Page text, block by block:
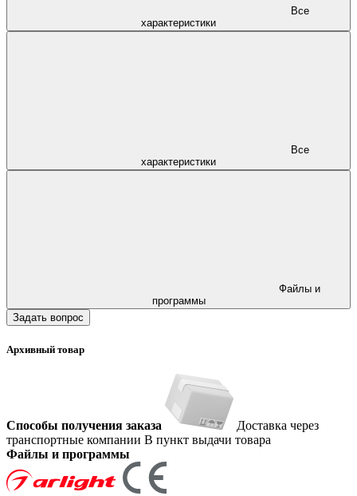
характеристики
характеристики
программы
Задать вопрос
Архивный товар
Способы получения заказа
Доставка через
транспортные компании В пункт выдачи товара
Файлы и программы